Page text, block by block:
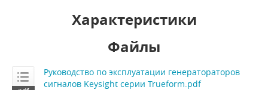
Характеристики
Файлы
Руководство по эксплуатации генератораторов
сигналов Keysight серии Trueform.pdf